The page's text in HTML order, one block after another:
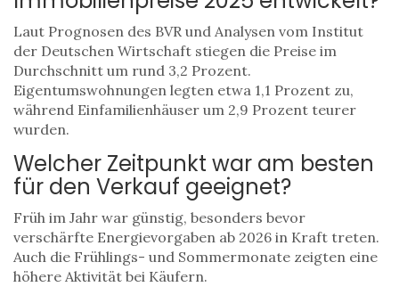
Laut Prognosen des BVR und Analysen vom Institut
der Deutschen Wirtschaft stiegen die Preise im
Durchschnitt um rund 3,2 Prozent.
Eigentumswohnungen legten etwa 1,1 Prozent zu,
während Einfamilienhäuser um 2,9 Prozent teurer
wurden.
Welcher Zeitpunkt war am besten
für den Verkauf geeignet?
Früh im Jahr war günstig, besonders bevor
verschärfte Energievorgaben ab 2026 in Kraft treten.
Auch die Frühlings- und Sommermonate zeigten eine
höhere Aktivität bei Käufern.